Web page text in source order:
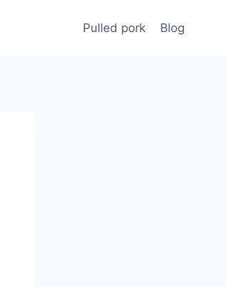
Pulled pork Blog